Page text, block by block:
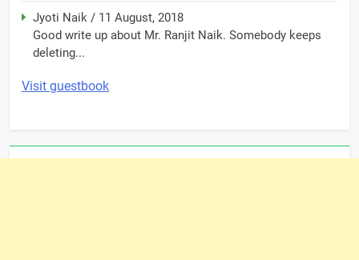
Jyoti Naik / 11 August, 2018
Good write up about Mr. Ranjit Naik. Somebody keeps
deleting...
Visit guestbook